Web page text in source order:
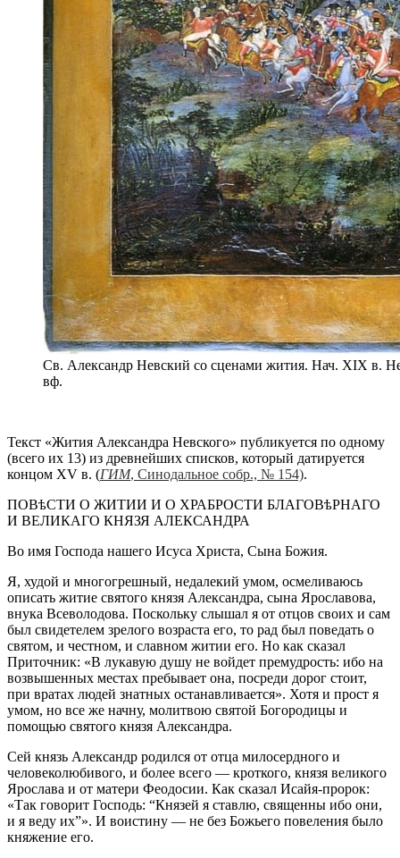
Св. Александр Невский со сценами жития. Нач. XIX в.
вф.
Текст «Жития Александра Невского» публикуется по одному
(всего их 13) из древнейших списков, который датируется
концом XV в. (ГИМ, Синодальное собр., № 154).
ПОВѣСТИ О ЖИТИИ И О ХРАБРОСТИ БЛАГОВѣРНАГО
И ВЕЛИКАГО КНЯЗЯ АЛЕКСАНДРА
Во имя Господа нашего Исуса Христа, Сына Божия.
Я, худой и многогрешный, недалекий умом, осмеливаюсь
описать житие святого князя Александра, сына Ярославова,
внука Всеволодова. Поскольку слышал я от отцов своих и сам
был свидетелем зрелого возраста его, то рад был поведать о
святом, и честном, и славном житии его. Но как сказал
Приточник: «В лукавую душу не войдет премудрость: ибо на
возвышенных местах пребывает она, посреди дорог стоит,
при вратах людей знатных останавливается». Хотя и прост я
умом, но все же начну, молитвою святой Богородицы и
помощью святого князя Александра.
Сей князь Александр родился от отца милосердного и
человеколюбивого, и более всего — кроткого, князя великого
Ярослава и от матери Феодосии. Как сказал Исайя-пророк:
«Так говорит Господь: “Князей я ставлю, священны ибо они,
и я веду их”». И воистину — не без Божьего повеления было
княжение его.